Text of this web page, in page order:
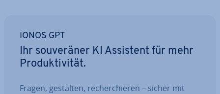
IONOS GPT
Ihr sou­ve­rä­ner KI Assistent für mehr
Pro­duk­ti­vi­tät.
Fragen, gestalten, re­cher­chie­ren – sicher mit